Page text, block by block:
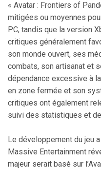
« Avatar : Frontiers of
mitigées ou moyennes
PC, tandis que la version
critiques généralement
son monde ouvert, ses
combats, son artisanat et
dépendance excessive à
en zone fermée et son
critiques ont également
suivi des statistiques et
Le développement du jeu
Massive Entertainment
majeur serait basé sur